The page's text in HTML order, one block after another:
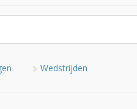
Wedstrijden